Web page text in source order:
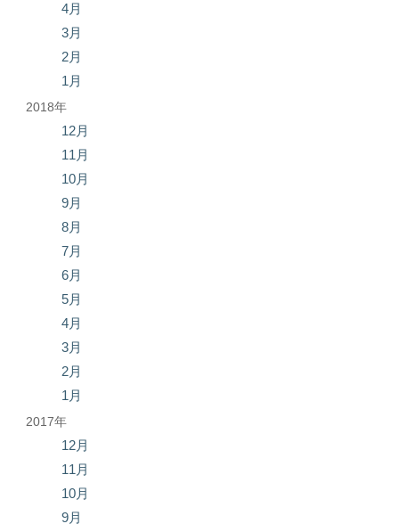
4月
3月
2月
1月
2018年
12月
11月
10月
9月
8月
7月
6月
5月
4月
3月
2月
1月
2017年
12月
11月
10月
9月